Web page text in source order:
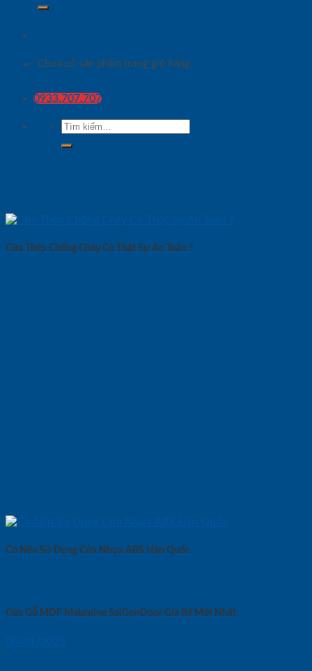
Chưa có sản phẩm trong giỏ hàng.
0933.707.707
Tìm
kiếm:
Cửa Thép Chống Cháy Có Thật Sự An Toàn ?
Có Nên Sử Dụng Cửa Nhựa ABS Hàn Quốc
Cửa Gỗ MDF Melamine SaiGonDoor Gía Rẻ Mới Nhất
08/01/2025